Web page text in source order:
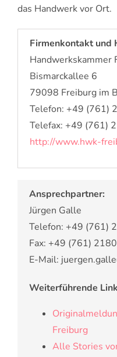
das Handwerk vor Ort.
Firmenkontakt und
Handwerkskammer
Bismarckallee 6
79098 Freiburg im
Telefon: +49 (761)
Telefax: +49 (761)
http://www.hwk-
Ansprechpartner:
Jürgen Galle
Telefon: +49 (761)
Fax: +49 (761)
E-Mail:
Weiterführende
Freiburg
Alle Stories